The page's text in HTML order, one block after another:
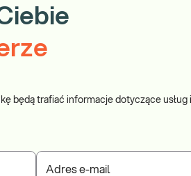
będą trafiać informacje dotyczące
Adres e-mail